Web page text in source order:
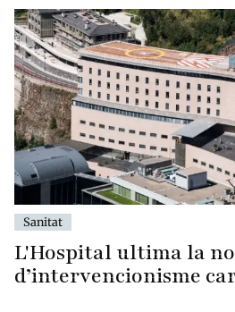
Sanitat
L'Hospital ultima la
d’intervencionisme